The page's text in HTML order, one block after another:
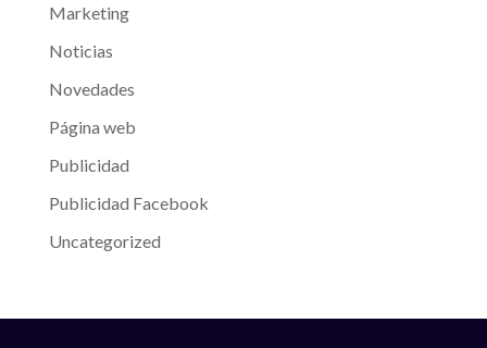
Marketing
Noticias
Novedades
Página web
Publicidad
Publicidad Facebook
Uncategorized